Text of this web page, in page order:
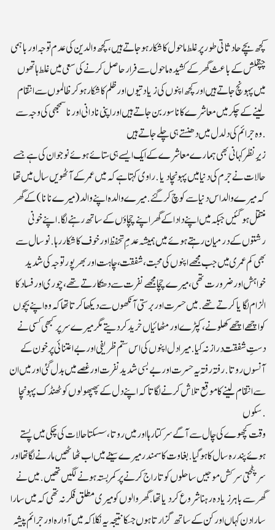
کچھ بچے حادثاتی طور پر غلط ماحول کا شکار ہوجاتے ہیں، کچھ والدین کی عدم توجہ اور باہمی
چپقلش کے باعث گھر کے کشیدہ ماحول سے فرار حاصل کرنے کی سعی میں غلط ہاتھوں
میں پہونچ جاتے ہیں اور کچھ اپنوں کی زیادتیوں اور ظلم کا شکار ہوکر ظالموں سے انتقام
لینے کے چکر میں معاشرے کا ناسور بن جاتے ہیں اور اپنی نادانی اور ناسمجھی کی وجہ سے
وہ جرائم کی دلدل میں دھنستے ہی چلے جاتے ہیں .
زیرِ نظر کہانی بھی ہمارے معاشرے کے ایک ایسے ہی ستائے ہوئے نوجوان کی ہے جسے
حالات نے جرم کی دنیا میں پہونچا دیا.راوی کہتا ہے کہ میں عمر کے آٹھویں سال میں تھا
کہ میرے والد اس دنیا سے کوچ کر گئے.میرے والدہ اپنے والد (میرے نانا) کے گھر
منتقل ہو گئیں جبکہ میں اپنے دادا کے گھر اپنے چچاؤں کے ساتھ رہنے لگا.اپنے خونی
رشتوں کے درمیان رہتے ہوئے میں ہمیشہ عدمِ تحفظ اور خوف کا شکار رہا.نوسال سے
بھی کم عمری میں جب مجھے اپنوں کی محبت، شفقت ،چاہت اور بھر پور توجہ کی شدید
خواہش اور ضرورت تھی، میرے چچا مجھے نفرت سے دھتکارتے تھے، چوری اور فساد کا
الزام لگایا کرتے تھے. میں حسرت اور برستی آنکھوں سے دیکھا کرتا تھا کہ وہ اپنے بچوں
کو اچھے اچھے کھلونے، کپڑے اور مٹھائیاں خرید کر دیتے مگر میرے سر پرکبھی کسی نے
دستِ شفقت دراز نہ کیا. میرا دل اپنوں کی اس ستم ظریفی اور بے اعتنائی پر خون کے
آنسوں روتا. رفتہ رفتہ یہ حسرت اور بے بسی شدید نفرت اور غصے میں بدل گئی اور میں ان
سے انتقام لینے کا موقع تلاش کرنے لگاتاکہ اپنے دل کے پھپھولوں کو ٹھنڈک پہونچا
سکوں.
وقت کچھوے کی چال سے آگے سرکتا رہا اور میں روتا ، سسکتا حالات کی چکی میں پستے
ہوئے پندرہ سال کا ہو گیا.بغاوت کا سمندر میرے سینے میں اب ٹھاٹھیں مارنے لگا تھا اور
سرپٹحتی سرکش موجیں ساحلوں کو تاراج کرنے پر کمر بستہ ہونے لگیں تھیں.میں نے
گھر سے باہرزیادہ رہنا شروع کردیا تھا . گھر والوں کو میری مطلق فکر نہ تھی کہ میں سارا
سارا دن کہاں اور کن کے ساتھ گزارتا ہوں جسکا نتیجہ یہ نکلا کہ میں آوار ہ اور جرائم پیشہ